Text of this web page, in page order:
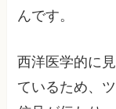
んです。
西洋医学的に
ているため、